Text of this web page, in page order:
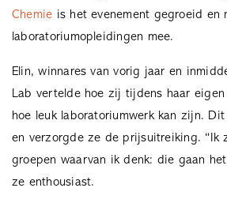
Chemie is het evenement gegroeid en
laboratoriumopleidingen mee.
Elin, winnares van vorig jaar en
Lab vertelde hoe zij tijdens haar
hoe leuk laboratoriumwerk kan zijn.
en verzorgde ze de prijsuitreiking. “Ik
groepen waarvan ik denk: die gaan
ze enthousiast.